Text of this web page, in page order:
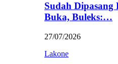
Sudah Dipasang
Buka, Buleks:…
27/07/2026
Lakone